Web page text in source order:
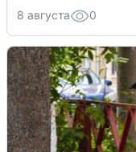
8 августа 0